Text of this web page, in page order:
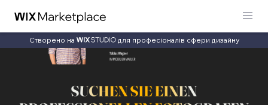
Створено на для професіоналів сфери дизайну